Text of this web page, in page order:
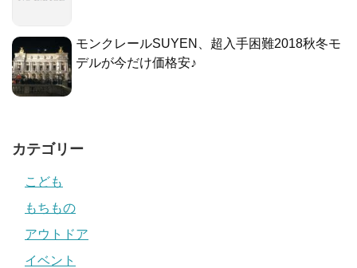
モンクレールSUYEN、超入手困難2018秋冬モ
デルが今だけ価格安♪
カテゴリー
こども
もちもの
アウトドア
イベント